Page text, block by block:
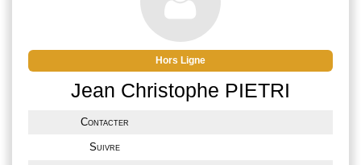
studio au T3, entièrement rénovés en 2015.
Hors Ligne
Jean Christophe PIETRI
Contacter
Suivre